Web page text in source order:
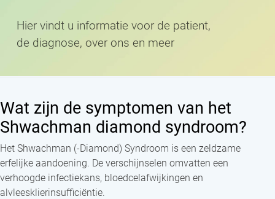
Hier vindt u informatie voor de patient,
de diagnose, over ons en meer
Wat zijn de symptomen van het
Shwachman diamond syndroom?
Het Shwachman (-Diamond) Syndroom is een zeldzame
erfelijke aandoening. De verschijnselen omvatten een
verhoogde infectiekans, bloedcelafwijkingen en
alvleesklierinsufficiëntie.